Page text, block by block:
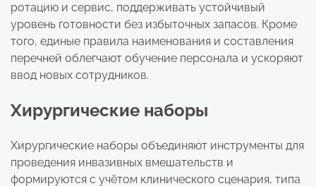
ротацию и сервис, поддерживать устойчивый
уровень готовности без избыточных запасов. Кроме
того, единые правила наименования и составления
перечней облегчают обучение персонала и ускоряют
ввод новых сотрудников.
Хирургические наборы
Хирургические наборы объединяют инструменты для
проведения инвазивных вмешательств и
формируются с учётом клинического сценария, типа